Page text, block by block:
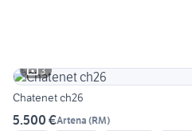
3
Chatenet ch26
5.500 €Artena (RM)